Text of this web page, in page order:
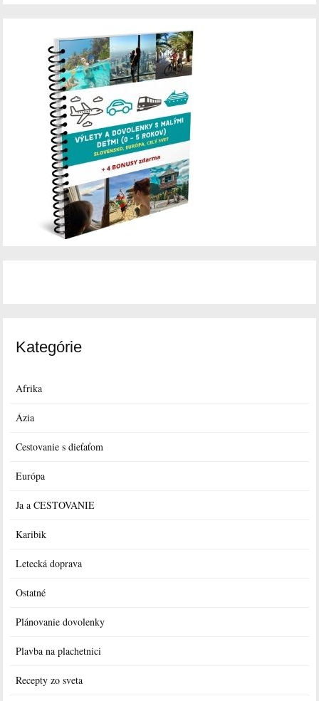
Kategórie
Afrika
Ázia
Cestovanie s dieťaťom
Európa
Ja a CESTOVANIE
Karibik
Letecká doprava
Ostatné
Plánovanie dovolenky
Plavba na plachetnici
Recepty zo sveta